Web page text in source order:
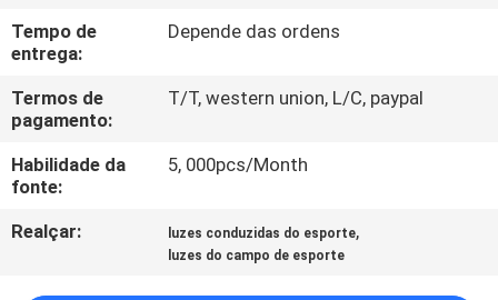
CONTACTE-
NOS
PEÇA
UMAS
Tempo de
entrega:
Depende das ordens
Termos de
pagamento:
T/T, western union, L/C, paypal
Habilidade da
fonte:
5, 000pcs/Month
Realçar: luzes conduzidas do esporte,
luzes do campo de esporte